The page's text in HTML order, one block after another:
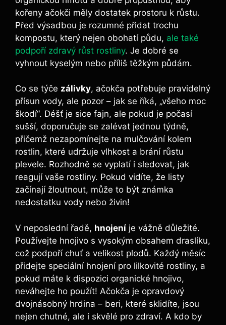
kořeny ačokči měly dostatek prostoru k růstu.
Před výsadbou je rozumné přidat trochu
kompostu, který nejen obohatí půdu, ale také
podpoří zdravý růst rostliny. Je dobré se
vyhnout kyselým nebo příliš těžkým půdám.
Co se týče zálivky, ačokča potřebuje pravidelný
přísun vody, ale pozor – jak se říká, „všeho moc
škodí“. Déšť je sice fajn, ale pokud je počasí
sušší, doporučuje se zalévat jednou týdně,
přičemž nezapomínejte na mulčování kolem
rostlin, které udržuje vlhkost a brání růstu
plevele. Rozhodně se vyplatí i sledovat, jak
reagují vaše rostliny. Pokud vidíte, že listy
začínají žloutnout, může to být známka
nedostatku vody nebo živin!
V neposlední řadě, hnojení je vážně důležité.
Používejte hnojivo s vysokým obsahem draslíku,
což podpoří chuť a velikost plodů. Každý měsíc
přidejte speciální hnojení pro lilkovité rostliny, a
pokud máte k dispozici organické hnojivo,
neváhejte ho použít! Ačokča je opravdový
dvojnásobný hrdina – beri, které sklidíte, jsou
nejen chutné, ale i skvělé pro zdraví. A kdo by